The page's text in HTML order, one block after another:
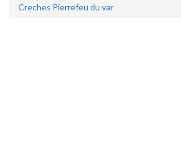
Creches Pierrefeu du var